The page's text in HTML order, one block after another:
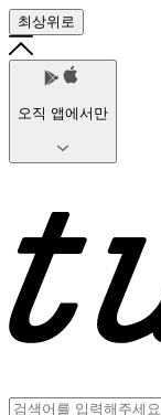
최상위로
오직 앱에서만